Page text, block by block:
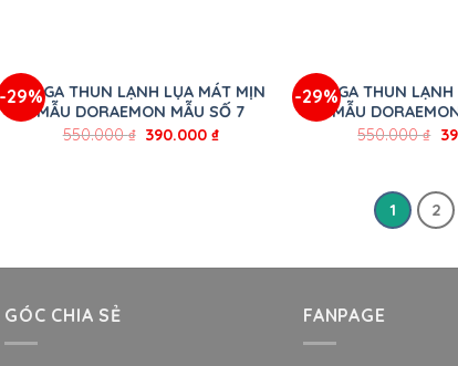
-29%
BỘ GA THUN LẠNH LỤA MÁT MỊN
MẪU DORAEMON MẪU SỐ 7
550.000₫ 390.000 ₫
-29%
BỘ GA THUN
MẪU
550.000₫
1 2
GÓC CHIA SẺ FANPAGE